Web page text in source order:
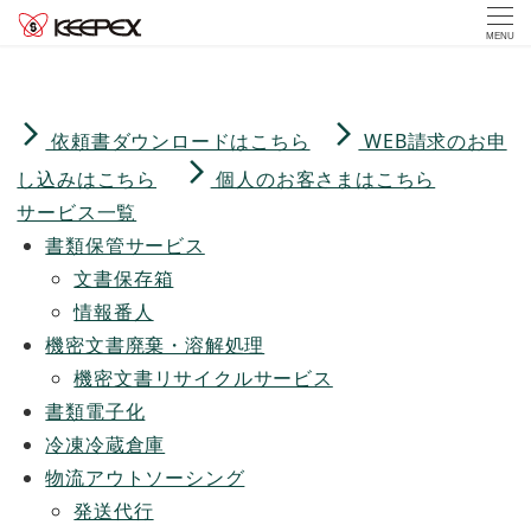
MENU
arrow_forward_ios 依頼書ダウンロードはこちら arrow_forward_ios WEB請求のお申
し込みはこちら
arrow_forward_ios 個人のお客さまはこちら
サービス一覧
書類保管サービス
文書保存箱
情報番人
機密文書廃棄・溶解処理
機密文書リサイクルサービス
書類電子化
冷凍冷蔵倉庫
物流アウトソーシング
発送代行